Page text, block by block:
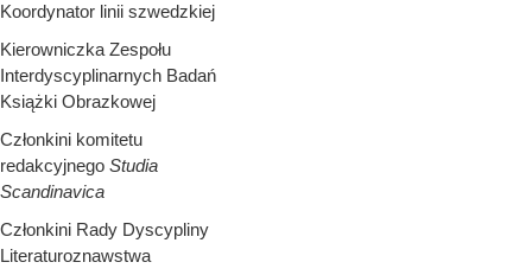
Koordynator linii szwedzkiej
Kierowniczka Zespołu
Interdyscyplinarnych Badań
Książki Obrazkowej
Członkini komitetu
redakcyjnego Studia
Scandinavica
Członkini Rady Dyscypliny
Literaturoznawstwa